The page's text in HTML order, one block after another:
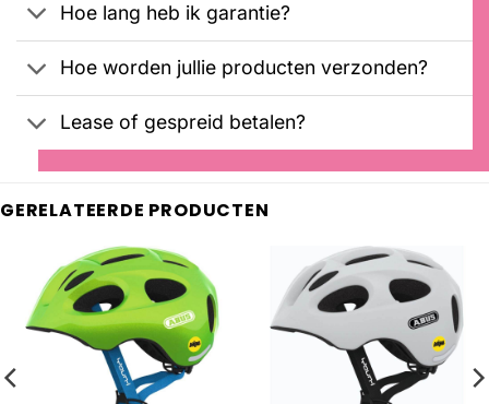
Hoe lang heb ik garantie?
Hoe worden jullie producten verzonden?
Lease of gespreid betalen?
GERELATEERDE PRODUCTEN